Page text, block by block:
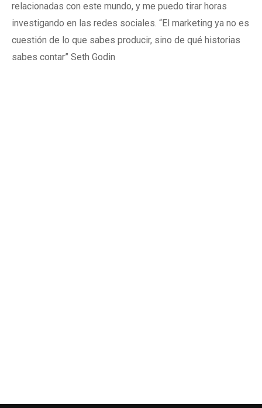
relacionadas con este mundo, y me puedo tirar horas
investigando en las redes sociales. “El marketing ya no es
cuestión de lo que sabes producir, sino de qué historias
sabes contar” Seth Godin